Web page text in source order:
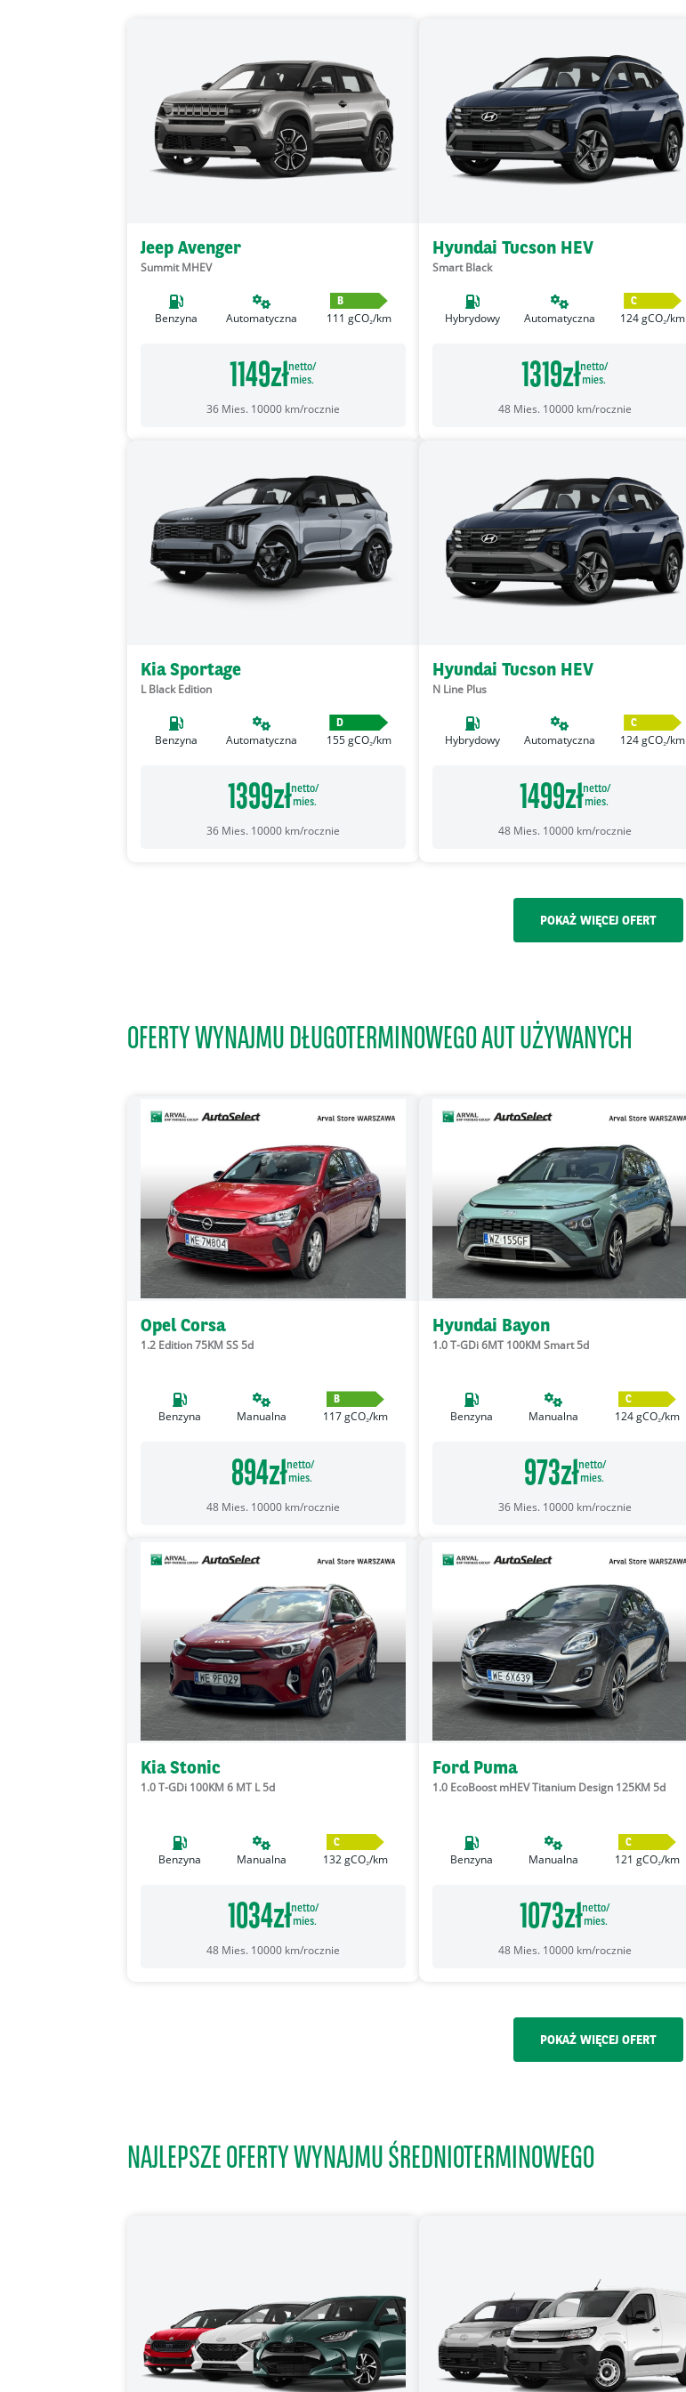
Jeep Avenger
Summit MHEV
Benzyna Automatyczna
B
111 gCO₂/km
1149złnetto/
mies.
36 Mies. 10000 km/rocznie
Hyundai Tucson HEV
Smart Black
Hybrydowy Automatyczna
C
124gCO₂/km
1319złnetto/
mies.
48 Mies. 10000 km/rocznie
Kia Sportage
L Black Edition
Benzyna Automatyczna
D
155gCO₂/km
1399złnetto/
mies.
36 Mies. 10000 km/rocznie
Hyundai Tucson HEV
N Line Plus
Hybrydowy Automatyczna
C
124gCO₂/km
1499złnetto/
mies.
48 Mies. 10000 km/rocznie
POKAŻ WIĘCEJ OFERT
OFERTY WYNAJMU DŁUGOTERMINOWEGO AUT UŻYWANYCH
Opel Corsa
1.2 Edition 75KM SS 5d
Benzyna Manualna
B
117gCO₂/km
894złnetto/
mies.
48 Mies. 10000 km/rocznie
Hyundai Bayon
1.0 T-GDi 6MT 100KM Smart 5d
Benzyna Manualna
C
124gCO₂/km
973złnetto/
mies.
36 Mies. 10000 km/rocznie
Kia Stonic
1.0 T-GDi 100KM 6 MT L 5d
Benzyna Manualna
C
132gCO₂/km
1034złnetto/
mies.
48 Mies. 10000 km/rocznie
Ford Puma
1.0 EcoBoost mHEV Titanium Design 125KM 5d
Benzyna Manualna
C
121 gCO₂/km
1073złnetto/
mies.
48 Mies. 10000 km/rocznie
POKAŻ WIĘCEJ OFERT
NAJLEPSZE OFERTY WYNAJMU ŚREDNIOTERMINOWEGO